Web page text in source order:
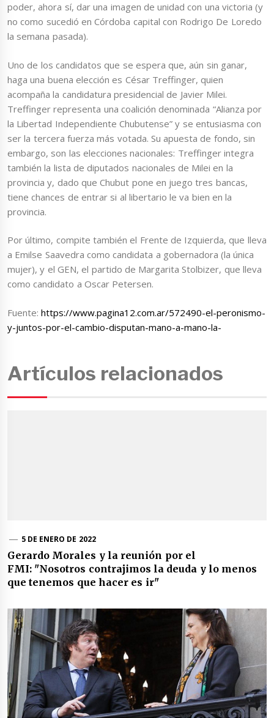
poder, ahora sí, dar una imagen de unidad con una victoria (y
no como sucedió en Córdoba capital con Rodrigo De Loredo
la semana pasada).
Uno de los candidatos que se espera que, aún sin ganar,
haga una buena elección es César Treffinger, quien
acompaña la candidatura presidencial de Javier Milei.
Treffinger representa una coalición denominada “Alianza por
la Libertad Independiente Chubutense” y se entusiasma con
ser la tercera fuerza más votada. Su apuesta de fondo, sin
embargo, son las elecciones nacionales: Treffinger integra
también la lista de diputados nacionales de Milei en la
provincia y, dado que Chubut pone en juego tres bancas,
tiene chances de entrar si al libertario le va bien en la
provincia.
Por último, compite también el Frente de Izquierda, que lleva
a Emilse Saavedra como candidata a gobernadora (la única
mujer), y el GEN, el partido de Margarita Stolbizer, que lleva
como candidato a Oscar Petersen.
Fuente:https://www.pagina12.com.ar/572490-el-peronismo-
y-juntos-por-el-cambio-disputan-mano-a-mano-la-
Artículos relacionados
5 DE ENERO DE 2022
Gerardo Morales y la reunión por el
FMI: "Nosotros contrajimos la deuda y lo menos
que tenemos que hacer es ir"